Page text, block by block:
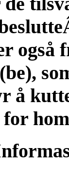
også
å